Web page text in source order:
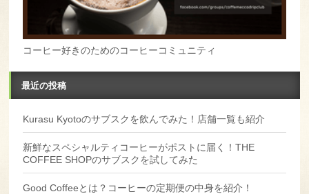
コーヒー好きのためのコーヒーコミュニティ
最近の投稿
Kurasu Kyotoのサブスクを飲んでみた！店舗一覧も紹介
新鮮なスペシャルティコーヒーがポストに届く！THE
COFFEE SHOPのサブスクを試してみた
Good Coffeeとは？コーヒーの定期便の中身を紹介！